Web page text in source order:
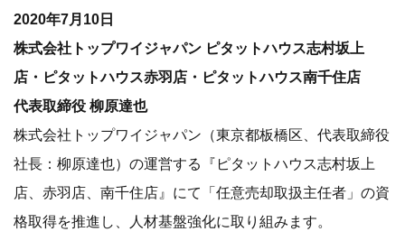
2020年7月10日
株式会社トップワイジャパン ピタットハウス志村坂上
店・ピタットハウス赤羽店・ピタットハウス南千住店
代表取締役 柳原達也
株式会社トップワイジャパン（東京都板橋区、代表取締役
社長：柳原達也）の運営する『ピタットハウス志村坂上
店、赤羽店、南千住店』にて「任意売却取扱主任者」の資
格取得を推進し、人材基盤強化に取り組みます。